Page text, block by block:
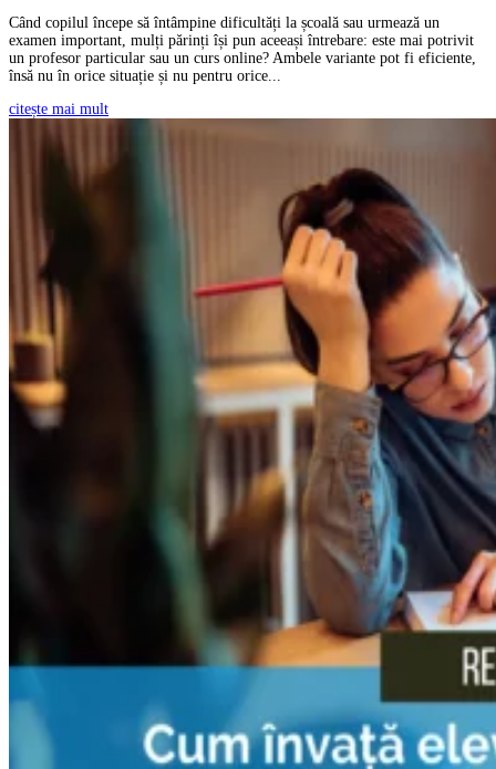
Când copilul începe să întâmpine dificultăți la școală sau urmează un
examen important, mulți părinți își pun aceeași întrebare: este mai potrivit
un profesor particular sau un curs online? Ambele variante pot fi eficiente,
însă nu în orice situație și nu pentru orice...
citește mai mult